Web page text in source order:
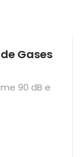
Gases
90 dB e